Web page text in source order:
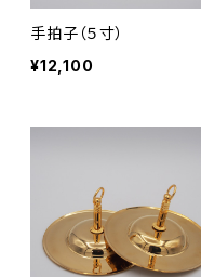
手拍子（５寸）
¥12,100